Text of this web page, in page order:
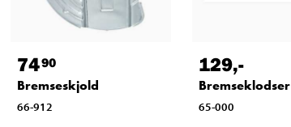
7490
Bremseskjold
66-912
129,-
Bremseklodser
65-000